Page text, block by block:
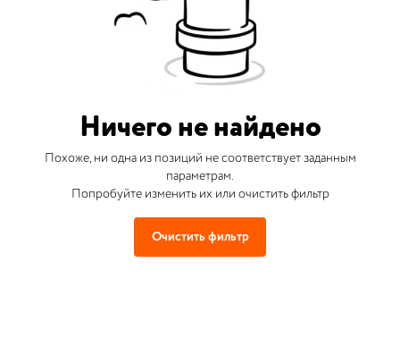
Ничего не найдено
Похоже, ни одна из позиций не соответствует заданным
параметрам.
Попробуйте изменить их или очистить фильтр
Очистить фильтр